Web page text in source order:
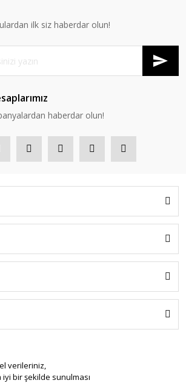
verileriniz,
bir şekilde sunulması
ilk siz haberdar olun!
haberdar olun!